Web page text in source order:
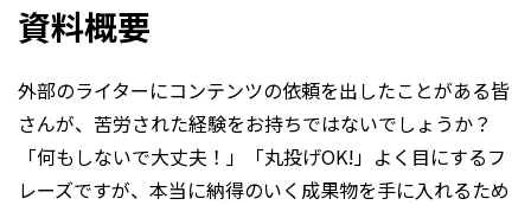
資料概要
外部のライターにコンテンツの依頼を出したことがある皆
さんが、苦労された経験をお持ちではないでしょうか？
「何もしないで大丈夫！」「丸投げOK!」よく目にするフ
レーズですが、本当に納得のいく成果物を手に入れるため